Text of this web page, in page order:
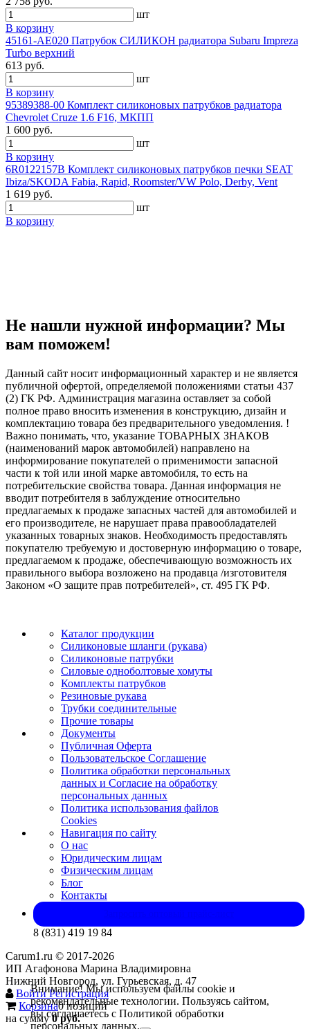
шт
В корзину
45161-AE020 Патрубок СИЛИКОН радиатора Subaru Impreza
Turbo верхний
613 руб.
шт
В корзину
95389388-00 Комплект силиконовых патрубков радиатора
Chevrolet Cruze 1.6 F16, МКПП
1 600 руб.
шт
В корзину
6R0122157B Комплект силиконовых патрубков печки SEAT
Ibiza/SKODA Fabia, Rapid, Roomster/VW Polo, Derby, Vent
1 619 руб.
шт
В корзину
Не нашли нужной информации? Мы
вам поможем!
Данный сайт носит информационный характер и не является
публичной офертой, определяемой положениями статьи 437
(2) ГК РФ. Администрация магазина оставляет за собой
полное право вносить изменения в конструкцию, дизайн и
комплектацию товара без предварительного уведомления. !
Важно понимать, что, указание ТОВАРНЫХ ЗНАКОВ
(наименований марок автомобилей) направлено на
информирование покупателей о применимости запасной
части к той или иной марке автомобиля, то есть на
потребительские свойства товара. Данная информация не
вводит потребителя в заблуждение относительно
предлагаемых к продаже запасных частей для автомобилей и
его производителе, не нарушает права правообладателей
указанных товарных знаков. Необходимость предоставлять
покупателю требуемую и достоверную информацию о товаре,
предлагаемом к продаже, обеспечивающую возможность их
правильного выбора возложено на продавца /изготовителя
Законом «О защите прав потребителей», ст. 495 ГК РФ.
Каталог продукции
Силиконовые шланги (рукава)
Силиконовые патрубки
Силовые одноболтовые хомуты
Комплекты патрубков
Резиновые рукава
Трубки соединительные
Прочие товары
Документы
Публичная Оферта
Пользовательское Соглашение
Политика обработки персональных
данных и Согласие на обработку
персональных данных
Политика использования файлов
Cookies
Навигация по сайту
О нас
Юридическим лицам
Физическим лицам
Блог
Контакты
8 (831) 419 19 84
Carum1.ru © 2017-2026
ИП Агафонова Марина Владимировна
Нижний Новгород, ул. Гурьевская, д. 47
ВойтиРегистрация
Корзина0 позиций
на сумму0 руб.
Внимание! Мы используем файлы cookie и
рекомендательные технологии. Пользуясь сайтом,
вы соглашаетесь с Политикой обработки
персональных данных.